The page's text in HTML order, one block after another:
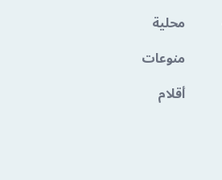
محلية
منوعات
أقلام